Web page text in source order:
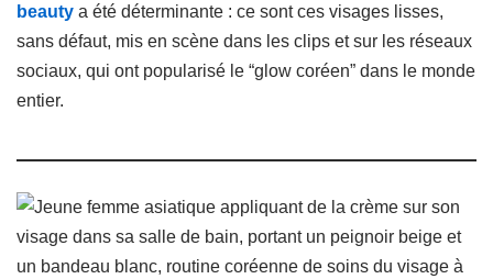
beauty a été déterminante : ce sont ces visages lisses,
sans défaut, mis en scène dans les clips et sur les réseaux
sociaux, qui ont popularisé le “glow coréen” dans le monde
entier.